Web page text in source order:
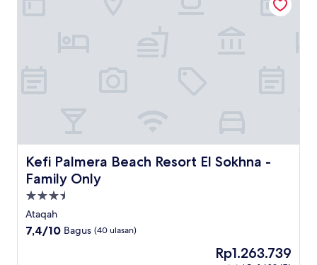
Kefi Palmera Beach Resort El Sokhna -
Family Only
Kefi Palmera Beach Resort El Sokhna - Family Only
Properti
bintang
3.5
Ataqah
7.4
7,4/10 Bagus (40 ulasan)
Harga
Rp1.263.739